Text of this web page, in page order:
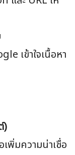
เข้าใจเนื้อหา
)
พิ่มความน่าเชื่อ